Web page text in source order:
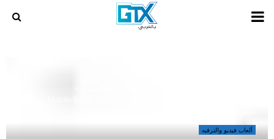
PRIMARY
ألعاب فيديو والترفيه